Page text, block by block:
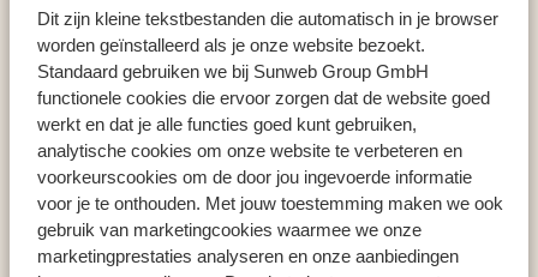
Dit zijn kleine tekstbestanden die automatisch in je browser
worden geïnstalleerd als je onze website bezoekt.
Standaard gebruiken we bij Sunweb Group GmbH
functionele cookies die ervoor zorgen dat de website goed
werkt en dat je alle functies goed kunt gebruiken,
analytische cookies om onze website te verbeteren en
voorkeurscookies om de door jou ingevoerde informatie
voor je te onthouden. Met jouw toestemming maken we ook
gebruik van marketingcookies waarmee we onze
marketingprestaties analyseren en onze aanbiedingen
Populaire wintersportlanden
Oostenrijk
Frankrijk
Italië
Populaire wintersportbestemmingen
Gerlos